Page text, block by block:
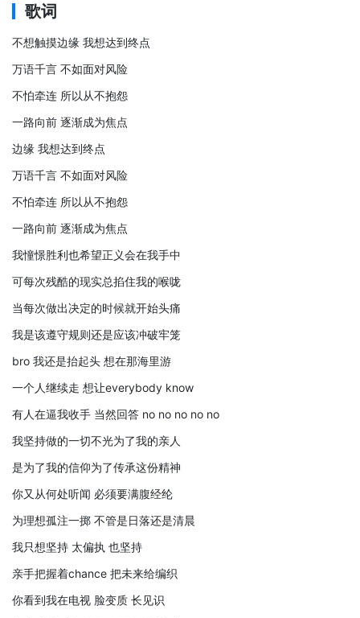
歌词
不想触摸边缘 我想达到终点
万语千言 不如面对风险
不怕牵连 所以从不抱怨
一路向前 逐渐成为焦点
边缘 我想达到终点
万语千言 不如面对风险
不怕牵连 所以从不抱怨
一路向前 逐渐成为焦点
我憧憬胜利也希望正义会在我手中
可每次残酷的现实总掐住我的喉咙
当每次做出决定的时候就开始头痛
我是该遵守规则还是应该冲破牢笼
bro 我还是抬起头 想在那海里游
一个人继续走 想让everybody know
有人在逼我收手 当然回答 no no no no no
我坚持做的一切不光为了我的亲人
是为了我的信仰为了传承这份精神
你又从何处听闻 必须要满腹经纶
为理想孤注一掷 不管是日落还是清晨
我只想坚持 太偏执 也坚持
亲手把握着chance 把未来给编织
你看到我在电视 脸变质 长见识